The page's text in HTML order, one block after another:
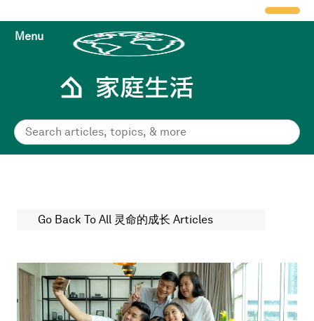
Menu
Go Back To All 灵命的成长 Articles